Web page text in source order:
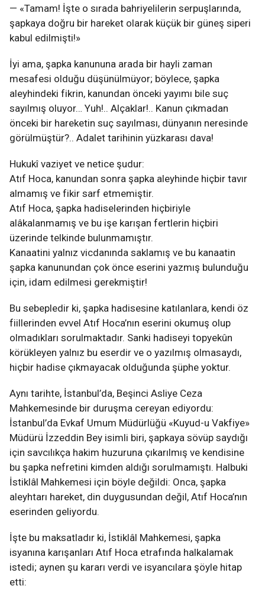
— «Tamam! İşte o sırada bahriyelilerin serpuşlarında,
şapkaya doğru bir hareket olarak küçük bir güneş siperi
kabul edilmişti!»
İyi ama, şapka kanununa arada bir hayli zaman
mesafesi olduğu düşünülmüyor; böylece, şapka
aleyhindeki fikrin, kanundan önceki yayımı bile suç
sayılmış oluyor… Yuh!.. Alçaklar!.. Kanun çıkmadan
önceki bir hareketin suç sayılması, dünyanın neresinde
görülmüştür?.. Adalet tarihinin yüzkarası dava!
Hukukî vaziyet ve netice şudur:
Atıf Hoca, kanundan sonra şapka aleyhinde hiçbir tavır
almamış ve fikir sarf etmemiştir.
Atıf Hoca, şapka hadiselerinden hiçbiriyle
alâkalanmamış ve bu işe karışan fertlerin hiçbiri
üzerinde telkinde bulunmamıştır.
Kanaatini yalnız vicdanında saklamış ve bu kanaatin
şapka kanunundan çok önce eserini yazmış bulunduğu
için, idam edilmesi gerekmiştir!
Bu sebepledir ki, şapka hadisesine katılanlara, kendi öz
fiillerinden evvel Atıf Hoca’nın eserini okumuş olup
olmadıkları sorulmaktadır. Sanki hadiseyi topyekûn
körükleyen yalnız bu eserdir ve o yazılmış olmasaydı,
hiçbir hadise çıkmayacak olduğunda şüphe yoktur.
Aynı tarihte, İstanbul’da, Beşinci Asliye Ceza
Mahkemesinde bir duruşma cereyan ediyordu:
İstanbul’da Evkaf Umum Müdürlüğü «Kuyud-u Vakfiye»
Müdürü İzzeddin Bey isimli biri, şapkaya sövüp saydığı
için savcılıkça hakim huzuruna çıkarılmış ve kendisine
bu şapka nefretini kimden aldığı sorulmamıştı. Halbuki
İstiklâl Mahkemesi için böyle değildi: Onca, şapka
aleyhtarı hareket, din duygusundan değil, Atıf Hoca’nın
eserinden geliyordu.
İşte bu maksatladır ki, İstiklâl Mahkemesi, şapka
isyanına karışanları Atıf Hoca etrafında halkalamak
istedi; aynen şu kararı verdi ve isyancılara şöyle hitap
etti: